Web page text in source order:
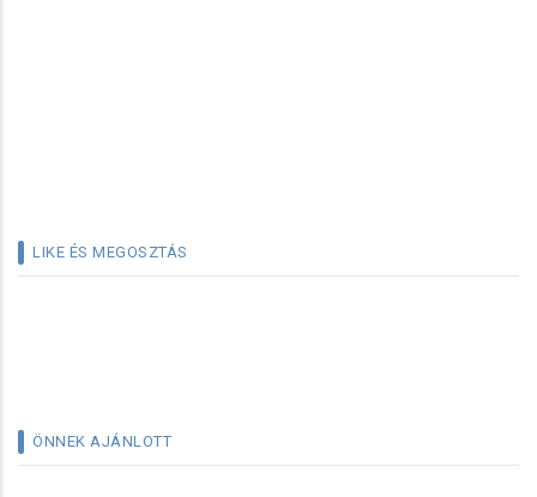
LIKE ÉS MEGOSZTÁS
ÖNNEK AJÁNLOTT